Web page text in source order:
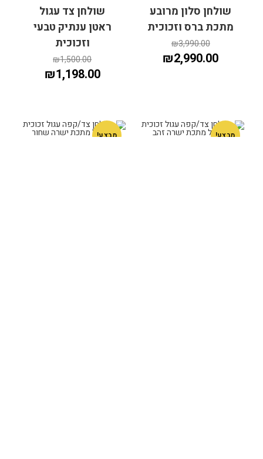
הוספה לסל הוספה לסל
שולחן סלון מרובע
מתכת ברס וזכוכית
₪3,990.00
₪2,990.00
שולחן צד עגול
ראטן ענתיק טבעי
וזכוכית
₪1,500.00
₪1,198.00
מבצע! מבצע!